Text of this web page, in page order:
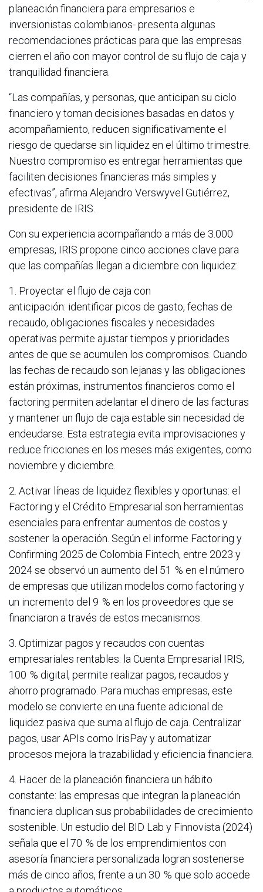
planeación financiera para empresarios e
inversionistas colombianos- presenta algunas
recomendaciones prácticas para que las empresas
cierren el año con mayor control de su flujo de caja y
tranquilidad financiera.
“Las compañías, y personas, que anticipan su ciclo
financiero y toman decisiones basadas en datos y
acompañamiento, reducen significativamente el
riesgo de quedarse sin liquidez en el último trimestre.
Nuestro compromiso es entregar herramientas que
faciliten decisiones financieras más simples y
efectivas”, afirma Alejandro Verswyvel Gutiérrez,
presidente de IRIS.
Con su experiencia acompañando a más de 3.000
empresas, IRIS propone cinco acciones clave para
que las compañías llegan a diciembre con liquidez:
1. Proyectar el flujo de caja con
anticipación: identificar picos de gasto, fechas de
recaudo, obligaciones fiscales y necesidades
operativas permite ajustar tiempos y prioridades
antes de que se acumulen los compromisos. Cuando
las fechas de recaudo son lejanas y las obligaciones
están próximas, instrumentos financieros como el
factoring permiten adelantar el dinero de las facturas
y mantener un flujo de caja estable sin necesidad de
endeudarse. Esta estrategia evita improvisaciones y
reduce fricciones en los meses más exigentes, como
noviembre y diciembre.
2. Activar líneas de liquidez flexibles y oportunas: el
Factoring y el Crédito Empresarial son herramientas
esenciales para enfrentar aumentos de costos y
sostener la operación. Según el informe Factoring y
Confirming 2025 de Colombia Fintech, entre 2023 y
2024 se observó un aumento del 51 % en el número
de empresas que utilizan modelos como factoring y
un incremento del 9 % en los proveedores que se
financiaron a través de estos mecanismos.
3. Optimizar pagos y recaudos con cuentas
empresariales rentables: la Cuenta Empresarial IRIS,
100 % digital, permite realizar pagos, recaudos y
ahorro programado. Para muchas empresas, este
modelo se convierte en una fuente adicional de
liquidez pasiva que suma al flujo de caja. Centralizar
pagos, usar APIs como IrisPay y automatizar
procesos mejora la trazabilidad y eficiencia financiera.
4. Hacer de la planeación financiera un hábito
constante: las empresas que integran la planeación
financiera duplican sus probabilidades de crecimiento
sostenible. Un estudio del BID Lab y Finnovista (2024)
señala que el 70 % de los emprendimientos con
asesoría financiera personalizada logran sostenerse
más de cinco años, frente a un 30 % que solo accede